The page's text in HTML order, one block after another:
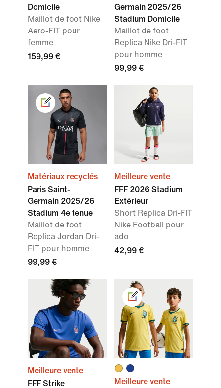
Domicile
Maillot de foot Nike
Aero-FIT pour
femme
159,99 €
Germain 2025/26
Stadium Domicile
Maillot de foot
Replica Nike Dri-FIT
pour homme
99,99 €
Matériaux recyclés
Paris Saint-
Germain 2025/26
Stadium 4e tenue
Maillot de foot
Replica Jordan Dri-
FIT pour homme
99,99 €
Meilleure vente
FFF 2026 Stadium
Extérieur
Short Replica Dri-FIT
Nike Football pour
ado
42,99 €
Meilleure vente
FFF Strike
Meilleure vente